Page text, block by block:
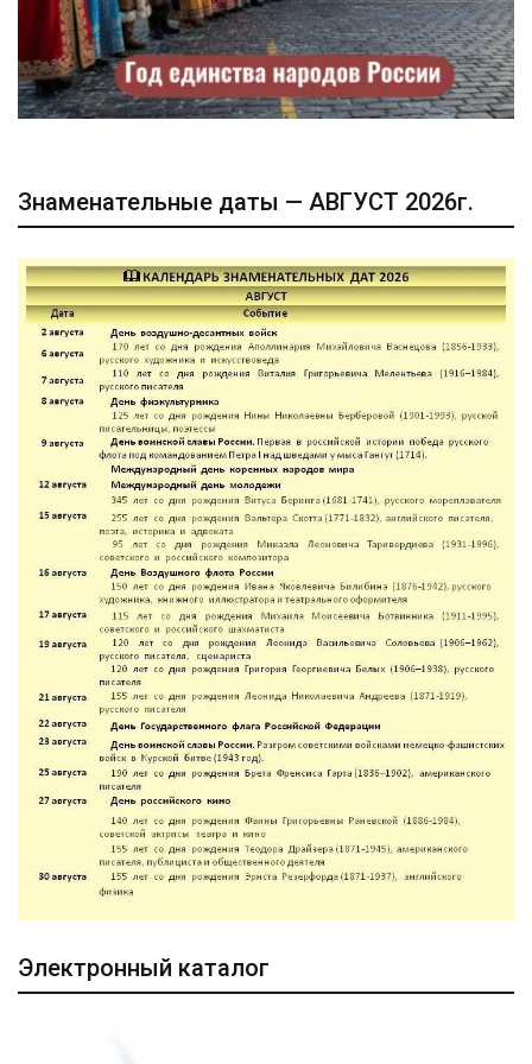
Знаменательные даты — АВГУСТ 2026г.
Электронный каталог